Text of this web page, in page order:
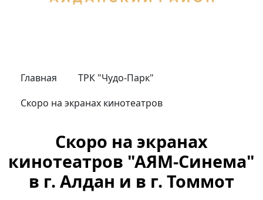
Главная
ТРК "Чудо-Парк"
Скоро на экранах кинотеатров
Скоро на экранах
кинотеатров "АЯМ-Синема"
в г. Алдан и в г. Томмот